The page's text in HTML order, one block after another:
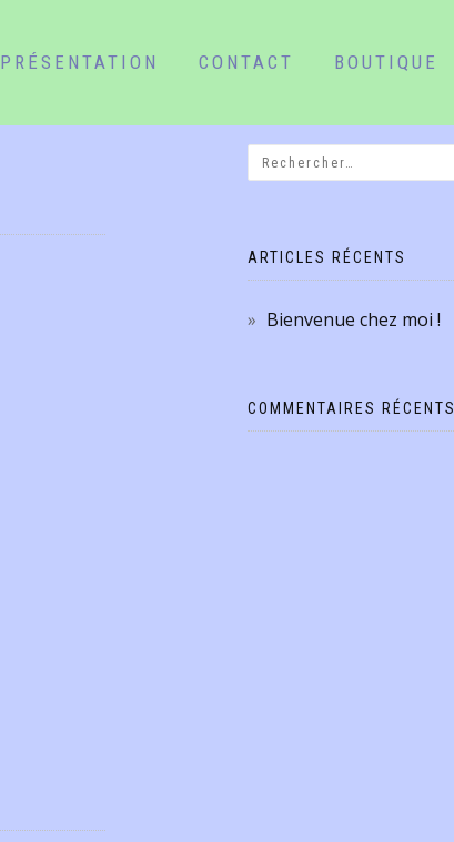
PRÉSENTATION CONTACT BOUTIQUE
ARTICLES RÉCENTS
Bienvenue chez moi !
COMMENTAIRES RÉCENTS